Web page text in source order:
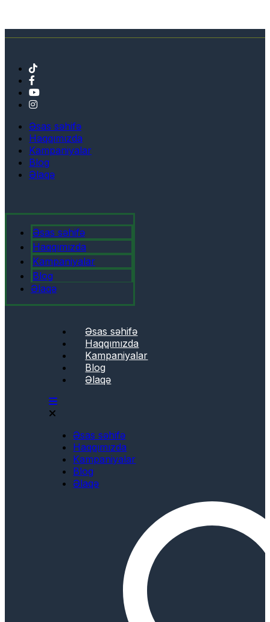
Əsas səhifə
Haqqımızda
Kampaniyalar
Blog
Əlaqə
Əsas səhifə
Haqqımızda
Kampaniyalar
Blog
Əlaqə
Əsas səhifə
Haqqımızda
Kampaniyalar
Blog
Əlaqə
Əsas səhifə
Haqqımızda
Kampaniyalar
Blog
Əlaqə